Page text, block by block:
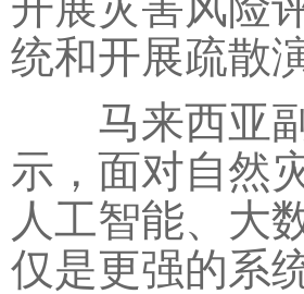
统和开展疏散
马来西亚副
示，面对自然
人工智能、大
仅是更强的系